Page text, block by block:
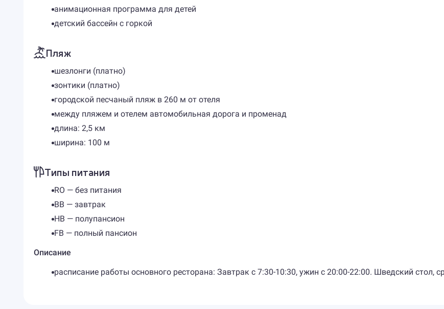
анимационная программа для детей
детский бассейн с горкой
Пляж
шезлонги (платно)
зонтики (платно)
городской песчаный пляж в 260 м от отеля
между пляжем и отелем автомобильная дорога и променад
длина: 2,5 км
ширина: 100 м
Типы питания
RO — без питания
BB — завтрак
HB — полупансион
FB — полный пансион
Описание
расписание работы основного ресторана: Завтрак с 7:30-10:30, ужин с 20:00-22:00. Шведский стол,